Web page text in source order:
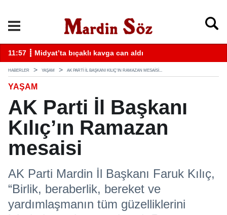
11:57 ┋ Midyat’ta bıçaklı kavga can aldı
HABERLER YAŞAM AK PARTI İL BAŞKANI KILIÇ’IN RAMAZAN MESAISI...
YAŞAM
AK Parti İl Başkanı
Kılıç’ın Ramazan
mesaisi
AK Parti Mardin İl Başkanı Faruk Kılıç,
“Birlik, beraberlik, bereket ve
yardımlaşmanın tüm güzelliklerini